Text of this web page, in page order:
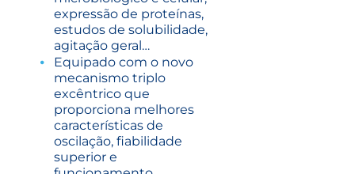
expressão de proteínas,
estudos de solubilidade,
agitação geral…
Equipado com o novo
mecanismo triplo
excêntrico que
proporciona melhores
características de
oscilação, fiabilidade
superior e